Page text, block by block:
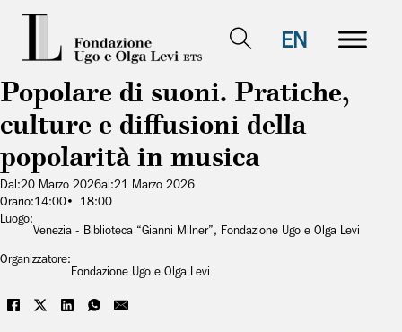
EN
Popolare di suoni. Pratiche,
culture e diffusioni della
popolarità in musica
Dal:20 Marzo 2026al:21 Marzo 2026
Orario:14:00
18:00
Luogo:
Venezia - Biblioteca “Gianni Milner”, Fondazione Ugo e Olga Levi
Organizzatore:
Fondazione Ugo e Olga Levi